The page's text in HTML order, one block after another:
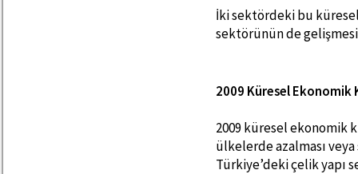
İki sektördeki bu
sektörünün de
2009 Küresel Ekonomik
2009 küresel ekonomik
ülkelerde azalması
Türkiye’deki çelik